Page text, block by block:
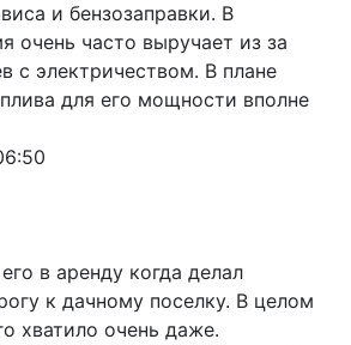
и бензозаправки. В
очень часто выручает из за
с электричеством. В плане
для его мощности вполне
в аренду когда делал
к дачному поселку. В целом
хватило очень даже.